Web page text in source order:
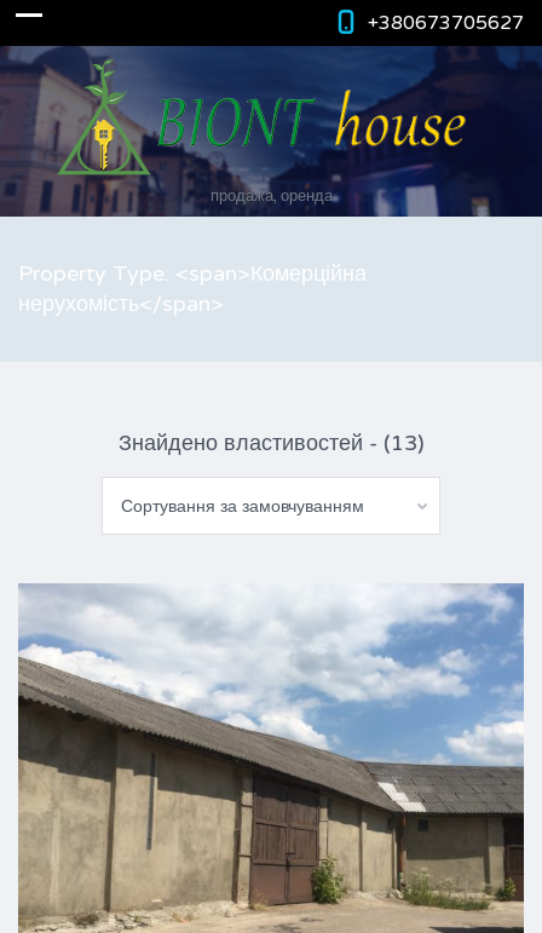
+380673705627
продажа, оренда
Property Type: <span>Комерційна
нерухомість</span>
Знайдено властивостей - (13)
Сортування за замовчуванням